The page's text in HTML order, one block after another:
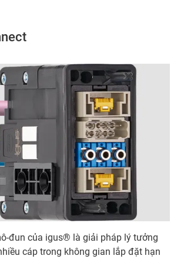
đun của igus® là giải pháp lý tưởng
cáp trong không gian lắp đặt hạn